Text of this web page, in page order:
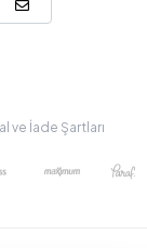
ve İade Şartları